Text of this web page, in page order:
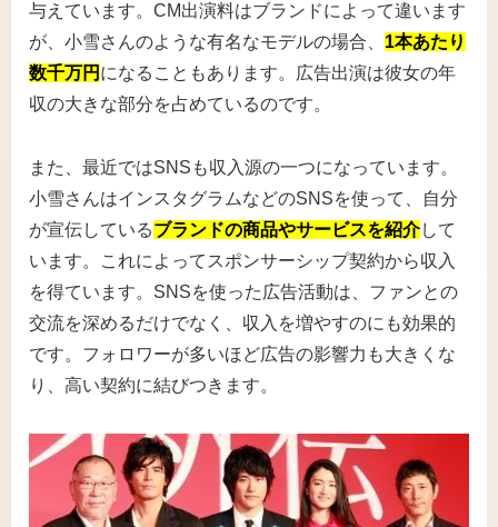
与えています。CM出演料はブランドによって違います
が、小雪さんのような有名なモデルの場合、 1本あたり
数千万円 になることもあります。広告出演は彼女の年
収の大きな部分を占めているのです。
また、最近ではSNSも収入源の一つになっています。
小雪さんはインスタグラムなどのSNSを使って、自分
が宣伝しているブランドの商品やサービスを紹介して
います。これによってスポンサーシップ契約から収入
を得ています。SNSを使った広告活動は、ファンとの
交流を深めるだけでなく、収入を増やすのにも効果的
です。フォロワーが多いほど広告の影響力も大きくな
り、高い契約に結びつきます。